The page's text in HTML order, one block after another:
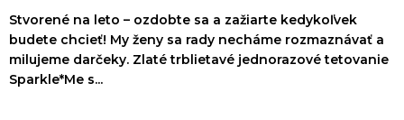
Stvorené na leto – ozdobte sa a zažiarte kedykoľvek
budete chcieť! My ženy sa rady necháme rozmaznávať a
milujeme darčeky. Zlaté trblietavé jednorazové tetovanie
Sparkle*Me s...